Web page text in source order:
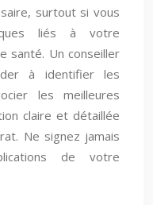
surtout si vous
liés à votre
santé. Un conseiller
à identifier les
les meilleures
claire et détaillée
Ne signez jamais
de votre